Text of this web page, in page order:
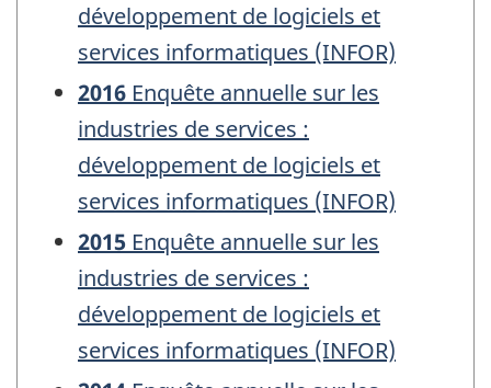
développement de logiciels et
services informatiques (INFOR)
2016 Enquête annuelle sur les
industries de services :
développement de logiciels et
services informatiques (INFOR)
2015 Enquête annuelle sur les
industries de services :
développement de logiciels et
services informatiques (INFOR)